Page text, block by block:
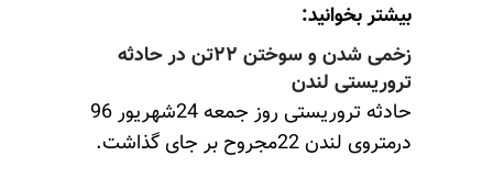
بیشتر بخوانید:
زخمی شدن و سوختن ۲۲تن در حادثه
تروریستی لندن
حادثه تروریستی روز جمعه 24شهریور 96
درمتروی لندن 22مجروح بر جای گذاشت.